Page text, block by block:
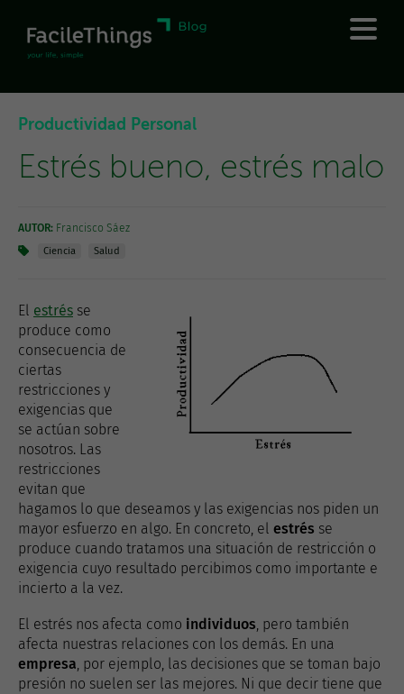
Productividad Personal
Estrés bueno, estrés malo
AUTOR: Francisco Sáez
Ciencia Salud
El estrés se
produce como
consecuencia de
ciertas
restricciones y
exigencias que
se actúan sobre
nosotros. Las
restricciones
evitan que
hagamos lo que deseamos y las exigencias nos piden un
mayor esfuerzo en algo. En concreto, el estrés se
produce cuando tratamos una situación de restricción o
exigencia cuyo resultado percibimos como importante e
incierto a la vez.
El estrés nos afecta como individuos, pero también
afecta nuestras relaciones con los demás. En una
empresa, por ejemplo, las decisiones que se toman bajo
presión no suelen ser las mejores. Ni que decir tiene que